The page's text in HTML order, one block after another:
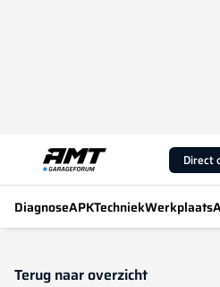
Direct
DiagnoseAPKTechniekWerkplaats
Terug naar overzicht